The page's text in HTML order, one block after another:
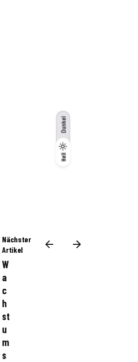
Hell
Dunkel
Hell
Dunkel
Nächster
Artikel
W
a
c
h
st
u
m
s